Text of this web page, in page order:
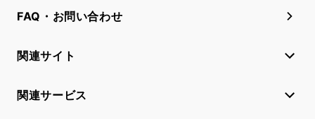
FAQ・お問い合わせ
関連サイト
関連サービス